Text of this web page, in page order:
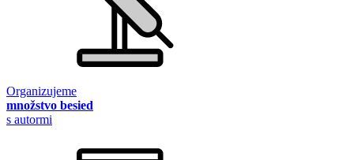
Organizujeme
množstvo besied
s autormi